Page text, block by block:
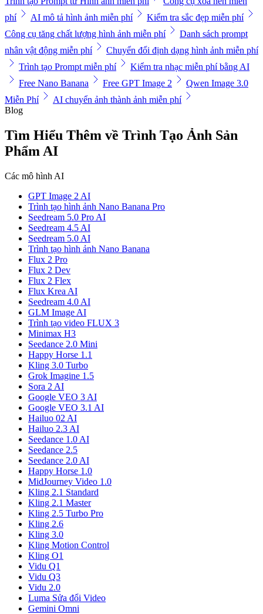
phí
AI mô tả hình ảnh miễn phí
Kiểm tra sắc đẹp miễn phí
Công cụ tăng chất lượng hình ảnh miễn phí
Danh sách prompt
nhân vật động miễn phí
Chuyển đổi định dạng hình ảnh miễn phí
Trình tạo Prompt miễn phí
Kiểm tra nhạc miễn phí bằng AI
Free Nano Banana
Free GPT Image 2
Qwen Image 3.0
Miễn Phí
AI chuyển ảnh thành ảnh miễn phí
Blog
Tìm Hiểu Thêm về Trình Tạo Ảnh Sản
Phẩm AI
Các mô hình AI
GPT Image 2 AI
Trình tạo hình ảnh Nano Banana Pro
Seedream 5.0 Pro AI
Seedream 4.5 AI
Seedream 5.0 AI
Trình tạo hình ảnh Nano Banana
Flux 2 Pro
Flux 2 Dev
Flux 2 Flex
Flux Krea AI
Seedream 4.0 AI
GLM Image AI
Trình tạo video FLUX 3
Minimax H3
Seedance 2.0 Mini
Happy Horse 1.1
Kling 3.0 Turbo
Grok Imagine 1.5
Sora 2 AI
Google VEO 3 AI
Google VEO 3.1 AI
Hailuo 02 AI
Hailuo 2.3 AI
Seedance 1.0 AI
Seedance 2.5
Seedance 2.0 AI
Happy Horse 1.0
MidJourney Video 1.0
Kling 2.1 Standard
Kling 2.1 Master
Kling 2.5 Turbo Pro
Kling 2.6
Kling 3.0
Kling Motion Control
Kling O1
Vidu Q1
Vidu Q3
Vidu 2.0
Luma Sửa đổi Video
Gemini Omni